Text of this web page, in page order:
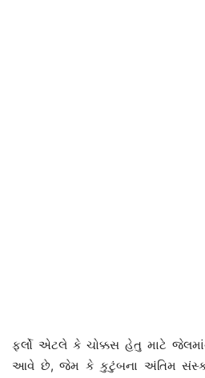
ફર્લો એટલે કે ચોક્કસ હેતુ માટે
આવે છે, જેમ કે કુટુંબના અંતિમ